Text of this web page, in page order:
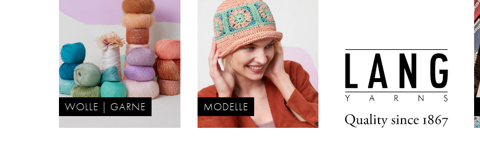
WOLLE | GARNE MODELLE